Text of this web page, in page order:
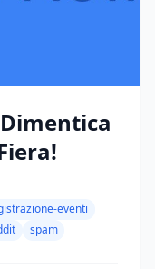
eventi
spam